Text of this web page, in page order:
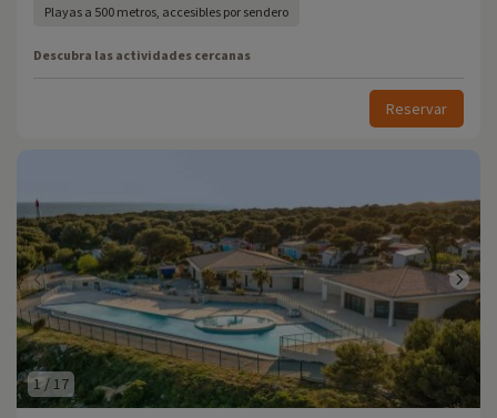
Playas a 500 metros, accesibles por sendero
Descubra las actividades cercanas
Reservar
1/ 17